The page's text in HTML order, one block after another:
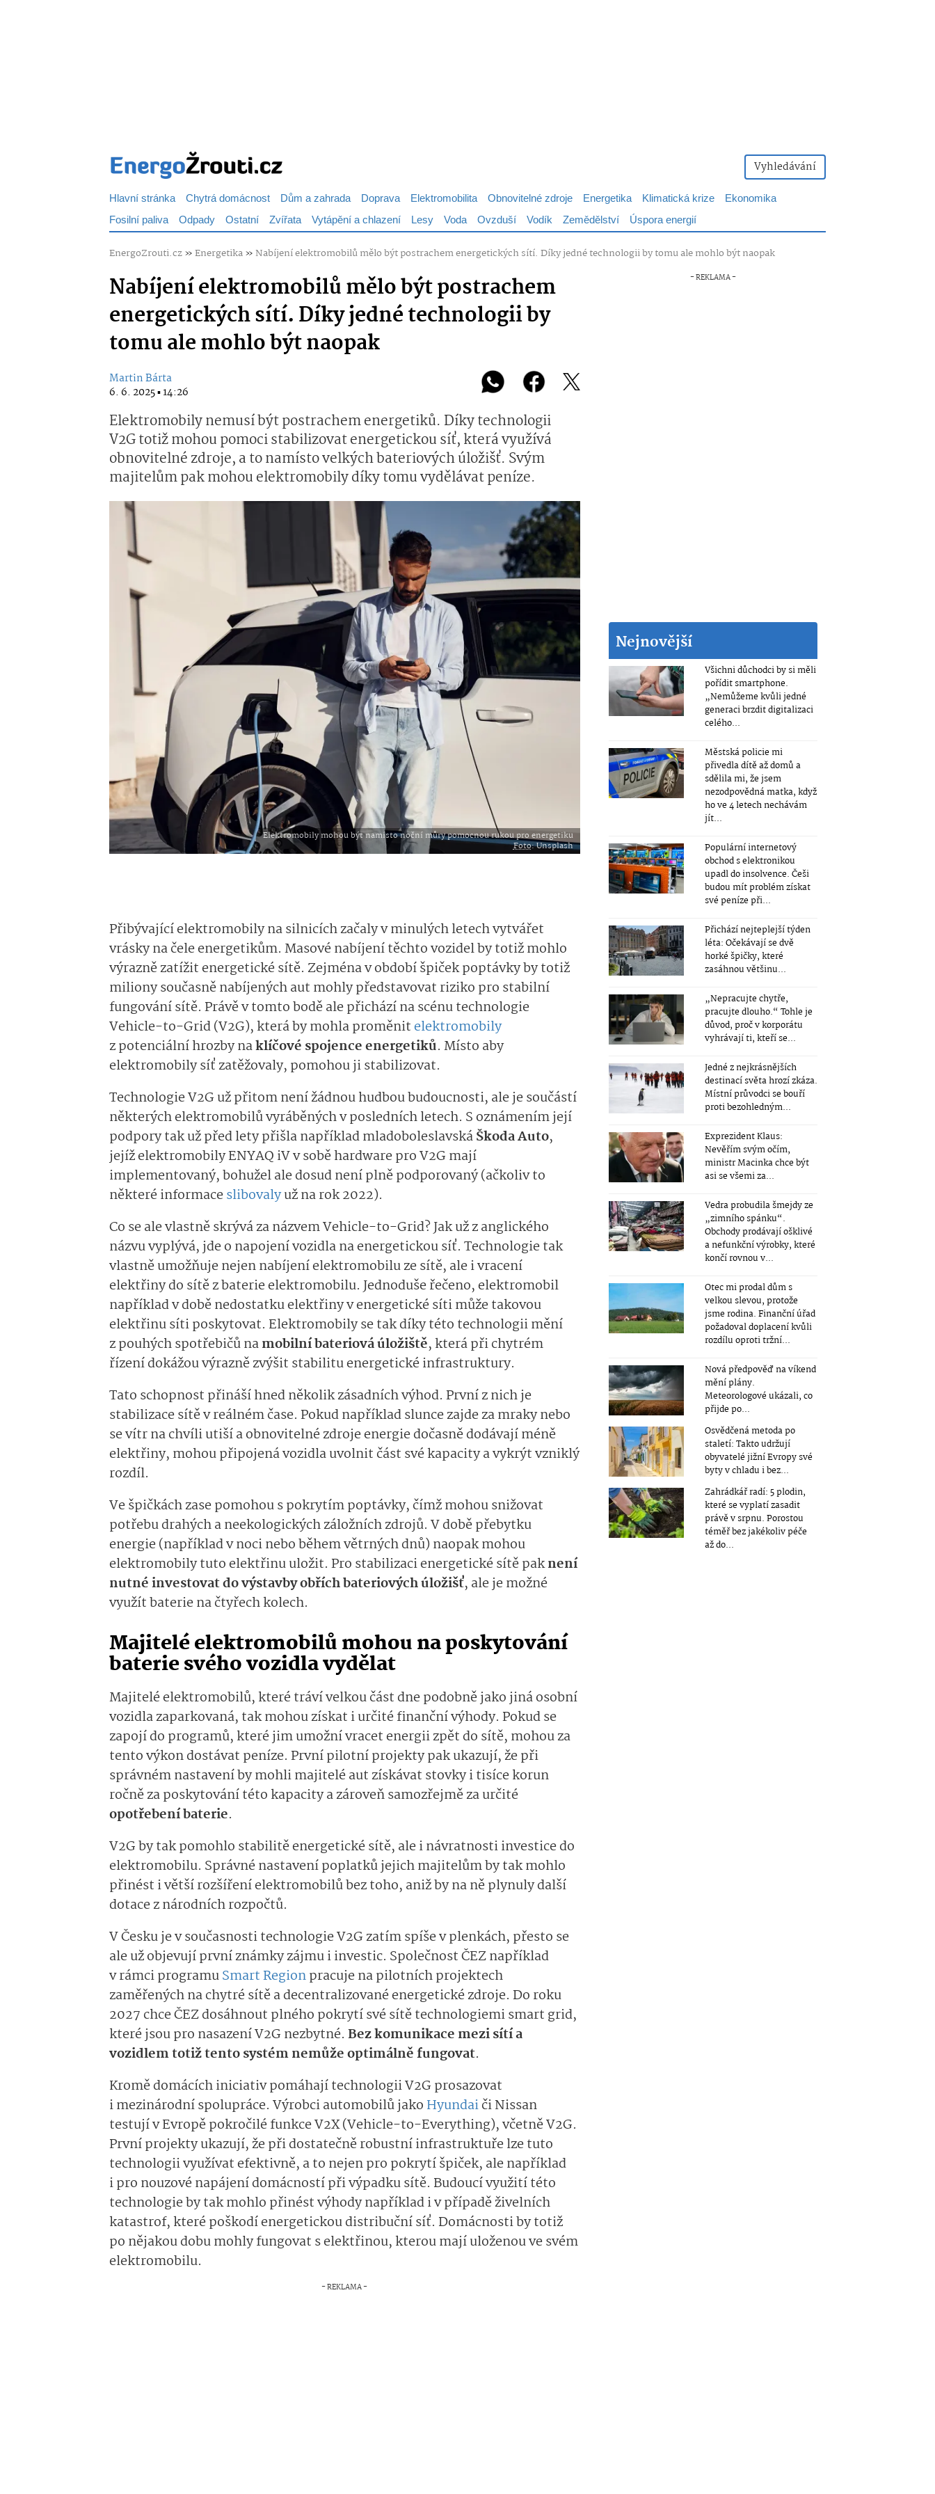
Vyhledávání
Hlavní stránka Chytrá domácnost Dům a zahrada Doprava Elektromobilita Obnovitelné zdroje Energetika Klimatická krize
Ekonomika
Fosilní paliva Odpady Ostatní Zvířata Vytápění a chlazení Lesy Voda Ovzduší Vodík Zemědělství Úspora energií
EnergoZrouti.cz»Energetika»Nabíjení elektromobilů mělo být postrachem energetických sítí. Díky jedné technologii by tomu ale mohlo být naopak
Nabíjení elektromobilů mělo být postrachem
energetických sítí. Díky jedné technologii by
tomu ale mohlo být naopak
Martin Bárta
6. 6. 2025 ▪ 14:26
Elektromobily nemusí být postrachem energetiků. Díky technologii
V2G totiž mohou pomoci stabilizovat energetickou síť, která využívá
obnovitelné zdroje, a to namísto velkých bateriových úložišť. Svým
majitelům pak mohou elektromobily díky tomu vydělávat peníze.
Elektromobily mohou být namísto noční můry pomocnou rukou pro energetiku
Foto: Unsplash
Přibývající elektromobily na silnicích začaly v minulých letech vytvářet
vrásky na čele energetikům. Masové nabíjení těchto vozidel by totiž mohlo
výrazně zatížit energetické sítě. Zejména v období špiček poptávky by totiž
miliony současně nabíjených aut mohly představovat riziko pro stabilní
fungování sítě. Právě v tomto bodě ale přichází na scénu technologie
Vehicle-to-Grid (V2G), která by mohla proměnit elektromobily
z potenciální hrozby naklíčové spojence energetiků. Místo aby
elektromobily síť zatěžovaly, pomohou ji stabilizovat.
Technologie V2G už přitom není žádnou hudbou budoucnosti, ale je součástí
některých elektromobilů vyráběných v posledních letech. S oznámením její
podpory tak už před lety přišla například mladoboleslavskáŠkoda Auto,
jejíž elektromobily ENYAQ iV v sobě hardware pro V2G mají
implementovaný, bohužel ale dosud není plně podporovaný (ačkoliv to
některé informaceslibovalyuž na rok 2022).
Co se ale vlastně skrývá za názvem Vehicle-to-Grid? Jak už z anglického
názvu vyplývá, jde o napojení vozidla na energetickou síť. Technologie tak
vlastně umožňuje nejen nabíjení elektromobilu ze sítě, ale i vracení
elektřiny do sítě z baterie elektromobilu. Jednoduše řečeno, elektromobil
například v době nedostatku elektřiny v energetické síti může takovou
elektřinu síti poskytovat. Elektromobily se tak díky této technologii mění
z pouhých spotřebičů namobilní bateriová úložiště, která při chytrém
řízení dokážou výrazně zvýšit stabilitu energetické infrastruktury.
Tato schopnost přináší hned několik zásadních výhod. První z nich je
stabilizace sítě v reálném čase. Pokud například slunce zajde za mraky nebo
se vítr na chvíli utiší a obnovitelné zdroje energie dočasně dodávají méně
elektřiny, mohou připojená vozidla uvolnit část své kapacity a vykrýt vzniklý
rozdíl.
Ve špičkách zase pomohou s pokrytím poptávky, čímž mohou snižovat
potřebu drahých a neekologických záložních zdrojů. V době přebytku
energie (například v noci nebo během větrných dnů) naopak mohou
elektromobily tuto elektřinu uložit. Pro stabilizaci energetické sítě paknení
nutné investovat do výstavby obřích bateriových úložišť, ale je možné
využít baterie na čtyřech kolech.
Majitelé elektromobilů mohou na poskytování
baterie svého vozidla vydělat
Majitelé elektromobilů, které tráví velkou část dne podobně jako jiná osobní
vozidla zaparkovaná, tak mohou získat i určité finanční výhody. Pokud se
zapojí do programů, které jim umožní vracet energii zpět do sítě, mohou za
tento výkon dostávat peníze. První pilotní projekty pak ukazují, že při
správném nastavení by mohli majitelé aut získávat stovky i tisíce korun
ročně za poskytování této kapacity a zároveň samozřejmě za určité
opotřebení baterie.
V2G by tak pomohlo stabilitě energetické sítě, ale i návratnosti investice do
elektromobilu. Správné nastavení poplatků jejich majitelům by tak mohlo
přinést i větší rozšíření elektromobilů bez toho, aniž by na ně plynuly další
dotace z národních rozpočtů.
V Česku je v současnosti technologie V2G zatím spíše v plenkách, přesto se
ale už objevují první známky zájmu i investic. Společnost ČEZ například
v rámci programuSmart Regionpracuje na pilotních projektech
zaměřených na chytré sítě a decentralizované energetické zdroje. Do roku
2027 chce ČEZ dosáhnout plného pokrytí své sítě technologiemi smart grid,
které jsou pro nasazení V2G nezbytné. Bez komunikace mezi sítí a
vozidlem totiž tento systém nemůže optimálně fungovat.
Kromě domácích iniciativ pomáhají technologii V2G prosazovat
i mezinárodní spolupráce. Výrobci automobilů jako Hyundaiči Nissan
testují v Evropě pokročilé funkce V2X (Vehicle-to-Everything), včetně V2G.
První projekty ukazují, že při dostatečně robustní infrastruktuře lze tuto
technologii využívat efektivně, a to nejen pro pokrytí špiček, ale například
i pro nouzové napájení domácností při výpadku sítě. Budoucí využití této
technologie by tak mohlo přinést výhody například i v případě živelních
katastrof, které poškodí energetickou distribuční síť. Domácnosti by totiž
po nějakou dobu mohly fungovat s elektřinou, kterou mají uloženou ve svém
elektromobilu.
Nejnovější
Všichni důchodci by si měli
pořídit smartphone.
„Nemůžeme kvůli jedné
generaci brzdit digitalizaci
celého...
Městská policie mi
přivedla dítě až domů a
sdělila mi, že jsem
nezodpovědná matka, když
ho ve 4 letech nechávám
jít...
Populární internetový
obchod s elektronikou
upadl do insolvence. Češi
budou mít problém získat
své peníze při...
Přichází nejteplejší týden
léta: Očekávají se dvě
horké špičky, které
zasáhnou většinu...
„Nepracujte chytře,
pracujte dlouho.“ Tohle je
důvod, proč v korporátu
vyhrávají ti, kteří se...
Jedné z nejkrásnějších
destinací světa hrozí zkáza.
Místní průvodci se bouří
proti bezohledným...
Exprezident Klaus:
Nevěřím svým očím,
ministr Macinka chce být
asi se všemi za...
Vedra probudila šmejdy ze
„zimního spánku“.
Obchody prodávají ošklivé
a nefunkční výrobky, které
končí rovnou v...
Otec mi prodal dům s
velkou slevou, protože
jsme rodina. Finanční úřad
požadoval doplacení kvůli
rozdílu oproti tržní...
Nová předpověď na víkend
mění plány.
Meteorologové ukázali, co
přijde po...
Osvědčená metoda po
staletí: Takto udržují
obyvatelé jižní Evropy své
byty v chladu i bez...
Zahrádkář radí: 5 plodin,
které se vyplatí zasadit
právě v srpnu. Porostou
téměř bez jakékoliv péče
až do...